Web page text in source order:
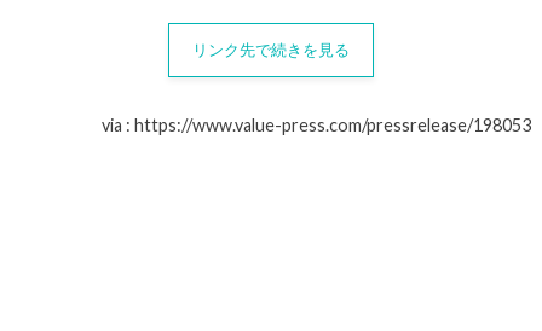
リンク先で続きを見る
via : https://www.value-press.com/pressrelease/198053